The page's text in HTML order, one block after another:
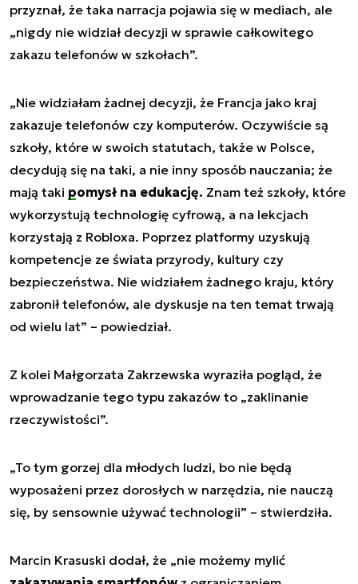
przyznał, że taka narracja pojawia się w mediach, ale
„nigdy nie widział decyzji w sprawie całkowitego
zakazu telefonów w szkołach”.
„Nie widziałam żadnej decyzji, że Francja jako kraj
zakazuje telefonów czy komputerów. Oczywiście są
szkoły, które w swoich statutach, także w Polsce,
decydują się na taki, a nie inny sposób nauczania; że
mają taki pomysł na edukację. Znam też szkoły, które
wykorzystują technologię cyfrową, a na lekcjach
korzystają z Robloxa. Poprzez platformy uzyskują
kompetencje ze świata przyrody, kultury czy
bezpieczeństwa. Nie widziałem żadnego kraju, który
zabronił telefonów, ale dyskusje na ten temat trwają
od wielu lat” – powiedział.
Z kolei Małgorzata Zakrzewska wyraziła pogląd, że
wprowadzanie tego typu zakazów to „zaklinanie
rzeczywistości”.
„To tym gorzej dla młodych ludzi, bo nie będą
wyposażeni przez dorosłych w narzędzia, nie nauczą
się, by sensownie używać technologii” – stwierdziła.
Marcin Krasuski dodał, że „nie możemy mylić